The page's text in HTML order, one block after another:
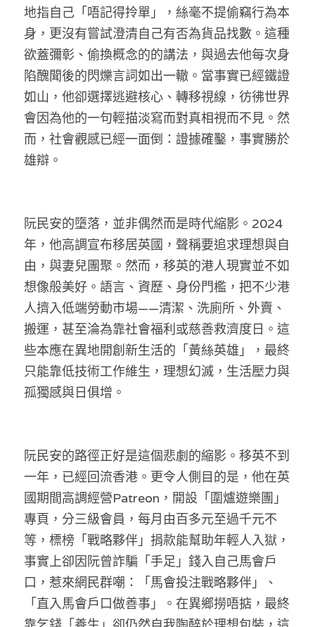
溫志倫專欄
汪明欣專欄
張美雄專欄
莊豪鋒專欄
香港科技專上書院｜專欄
地指自己「唔記得拎單」，絲毫不提偷竊行為本
身，更沒有嘗試澄清自己有否為貨品找數。這種
欲蓋彌彰、偷換概念的的講法，與過去他每次身
陷醜聞後的閃爍言詞如出一轍。當事實已經鐵證
如山，他卻選擇逃避核心、轉移視線，彷彿世界
會因為他的一句輕描淡寫而對真相視而不見。然
而，社會觀感已經一面倒：證據確鑿，事實勝於
雄辯。
阮民安的墮落，並非偶然而是時代縮影。2024
年，他高調宣布移居英國，聲稱要追求理想與自
由，與妻兒團聚。然而，移英的港人現實並不如
想像般美好。語言、資歷、身份門檻，把不少港
人擠入低端勞動市場——清潔、洗廁所、外賣、
搬運，甚至淪為靠社會福利或慈善救濟度日。這
些本應在異地開創新生活的「黃絲英雄」，最終
只能靠低技術工作維生，理想幻滅，生活壓力與
孤獨感與日俱增。
阮民安的路徑正好是這個悲劇的縮影。移英不到
一年，已經回流香港。更令人側目的是，他在英
國期間高調經營Patreon，開設「圍爐遊樂團」
專頁，分三級會員，每月由百多元至過千元不
等，標榜「戰略夥伴」捐款能幫助年輕人入獄，
事實上卻因阮曾詐騙「手足」錢入自己馬會戶
口，惹來網民群嘲：「馬會投注戰略夥伴」、
「直入馬會戶口做善事」。在異鄉撈唔掂，最終